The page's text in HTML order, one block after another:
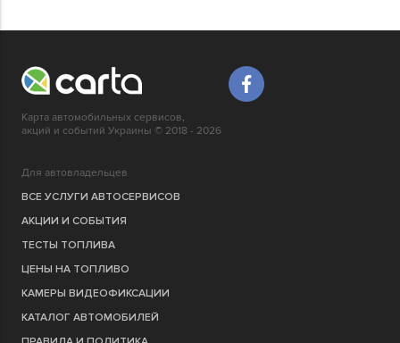
Карта автомобильных сервисов,
акций и событий Украины © 2018 - 2026
Для автовладельцев
ВСЕ УСЛУГИ АВТОСЕРВИСОВ
АКЦИИ И СОБЫТИЯ
ТЕСТЫ ТОПЛИВА
ЦЕНЫ НА ТОПЛИВО
КАМЕРЫ ВИДЕОФИКСАЦИИ
КАТАЛОГ АВТОМОБИЛЕЙ